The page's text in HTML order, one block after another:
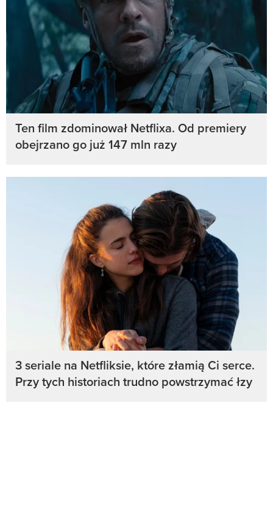
Ten film zdominował Netflixa. Od premiery
obejrzano go już 147 mln razy
3 seriale na Netfliksie, które złamią Ci serce.
Przy tych historiach trudno powstrzymać łzy